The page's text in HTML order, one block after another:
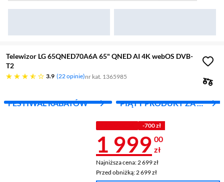
Telewizor LG 65QNED70A6A 65" QNED AI 4K webOS DVB-
T2
3.9
3.9 gwiazdek 22 opinie nr kat. 1365985
FESTIWAL RABATÓW
PIĄTY PRODUKT ZA 1
-700 zł
Cena 1 999
1 999 00
zł
Najniższa cena: 2 699 zł
Najniższa cena: 2 699 zł
Przed obniżką: 2 699 zł
Przed obniżką: 2 699 zł